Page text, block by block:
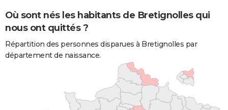
Où sont nés les habitants de Bretignolles qui
nous ont quittés ?
Répartition des personnes disparues à Bretignolles par
département de naissance.